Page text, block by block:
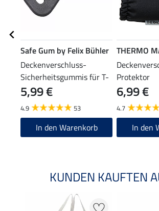
Safe Gum by Felix Bühler
Deckenverschluss-
Sicherheitsgummis für T-
Verschlüsse, 4 Stück
5,99 €
4.9 53
In den Warenkorb
THERMO
Protektor
6,99 €
4.7
In den
KUNDEN KAUFTEN